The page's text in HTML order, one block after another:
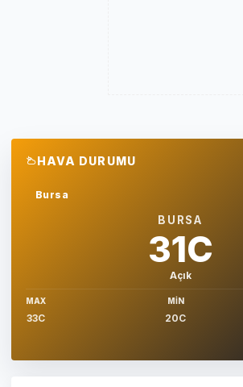
HAVA DURUMU
Sehir sec
BURSA
31C
Açık
MAX
33C
MIN
20C